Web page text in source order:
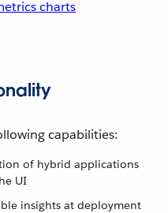
charts
capabilities:
of hybrid applications
UI
insights at deployment